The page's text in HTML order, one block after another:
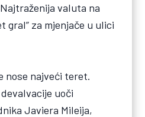
valuta na
gral” za mjenjače u ulici
nose najveći teret.
uoči
Javiera Mileija,